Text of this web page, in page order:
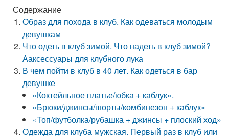
Содержание
Образ для похода в клуб. Как одеваться молодым
девушкам
Что одеть в клуб зимой. Что надеть в клуб зимой?
Ааксессуары для клубного лука
В чем пойти в клуб в 40 лет. Как одеться в бар
девушке
«Коктейльное платье/юбка + каблук».
«Брюки/джинсы/шорты/комбинезон + каблук»
«Топ/футболка/рубашка + джинсы + плоский ход»
Одежда для клуба мужская. Первый раз в клуб или